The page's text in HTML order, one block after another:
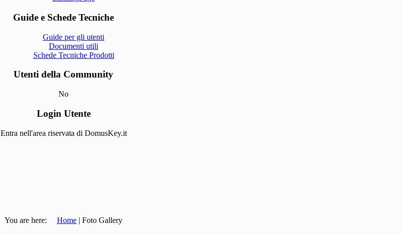
Guide e Schede Tecniche
Guide per gli utenti
Documenti utili
Schede Tecniche Prodotti
Utenti della Community
No
Login Utente
Entra nell'area riservata di DomusKey.it
You are here:
Home | Foto Gallery